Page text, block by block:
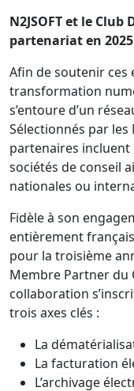
N2JSOFT et le
partenariat en 2025
Afin de soutenir ces
transformation
s’entoure d’un
Sélectionnés par
partenaires incluent
sociétés de conseil
nationales ou
Fidèle à son
entièrement
pour la troisième
Membre Partner du
collaboration
trois axes clés :
La
La facturation
L’archivage